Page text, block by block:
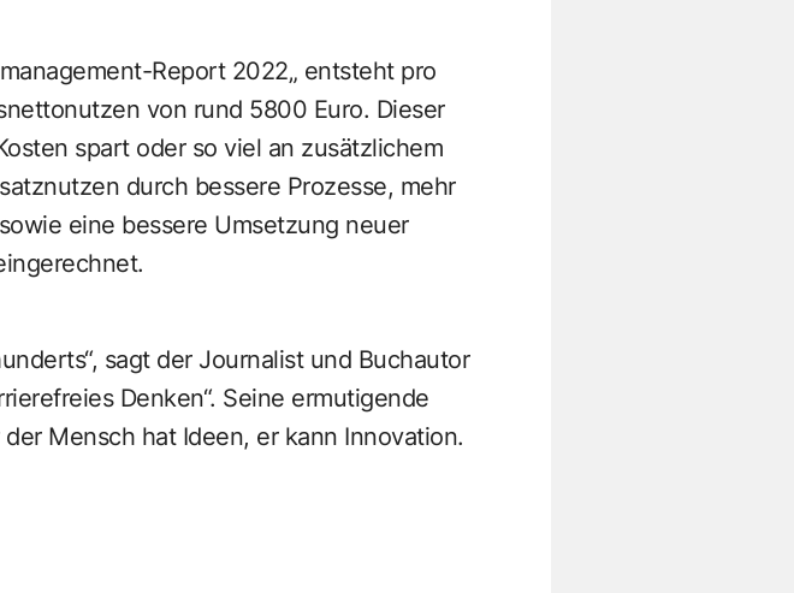
Report 2022„ entsteht pro
von rund 5800 Euro. Dieser
spart oder so viel an zusätzlichem
durch bessere Prozesse, mehr
eine bessere Umsetzung neuer
sagt der Journalist und Buchautor
Denken“. Seine ermutigende
Mensch hat Ideen, er kann Innovation.